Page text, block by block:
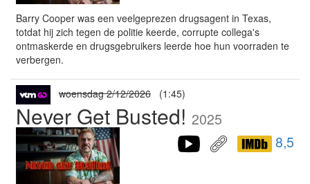
Barry Cooper was een veelgeprezen drugsagent in Texas,
totdat hij zich tegen de politie keerde, corrupte collega's
ontmaskerde en drugsgebruikers leerde hoe hun voorraden te
verbergen.
woensdag 2/12/2026 (1:45)
Never Get Busted! 2025
8,5